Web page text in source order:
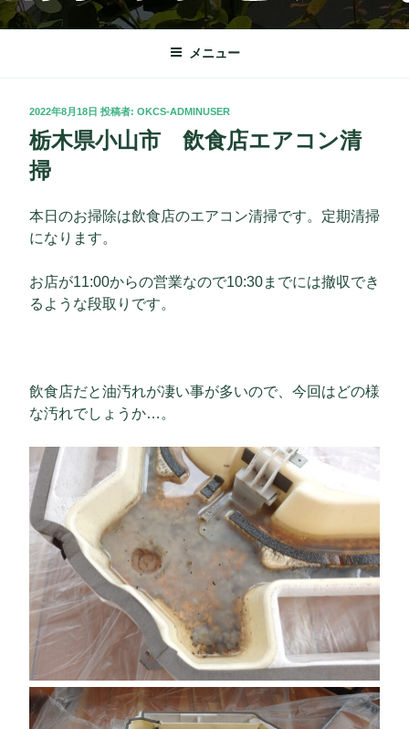
コ
ン
ン
OKクリーンサービス
栃木市を中心に理想の快適な暮らしをサポート致します。
メニュー
投
稿
日:
2022年8月18日 投稿者: OKCS-ADMINUSER
栃木県小山市 飲食店エアコン清
掃
本日のお掃除は飲食店のエアコン清掃です。定期清掃
になります。
お店が11:00からの営業なので10:30までには撤収でき
るような段取りです。
飲食店だと油汚れが凄い事が多いので、今回はどの様
な汚れでしょうか…。